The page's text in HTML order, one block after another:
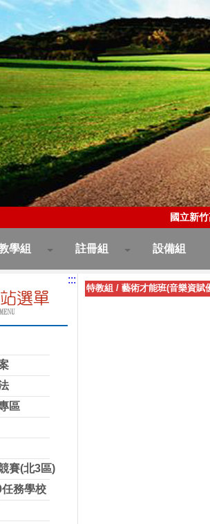
國立新
學組 註冊組 設備組
區
賽(北3區)
任務學校
:::
特教組 / 藝術才能班(音樂資賦